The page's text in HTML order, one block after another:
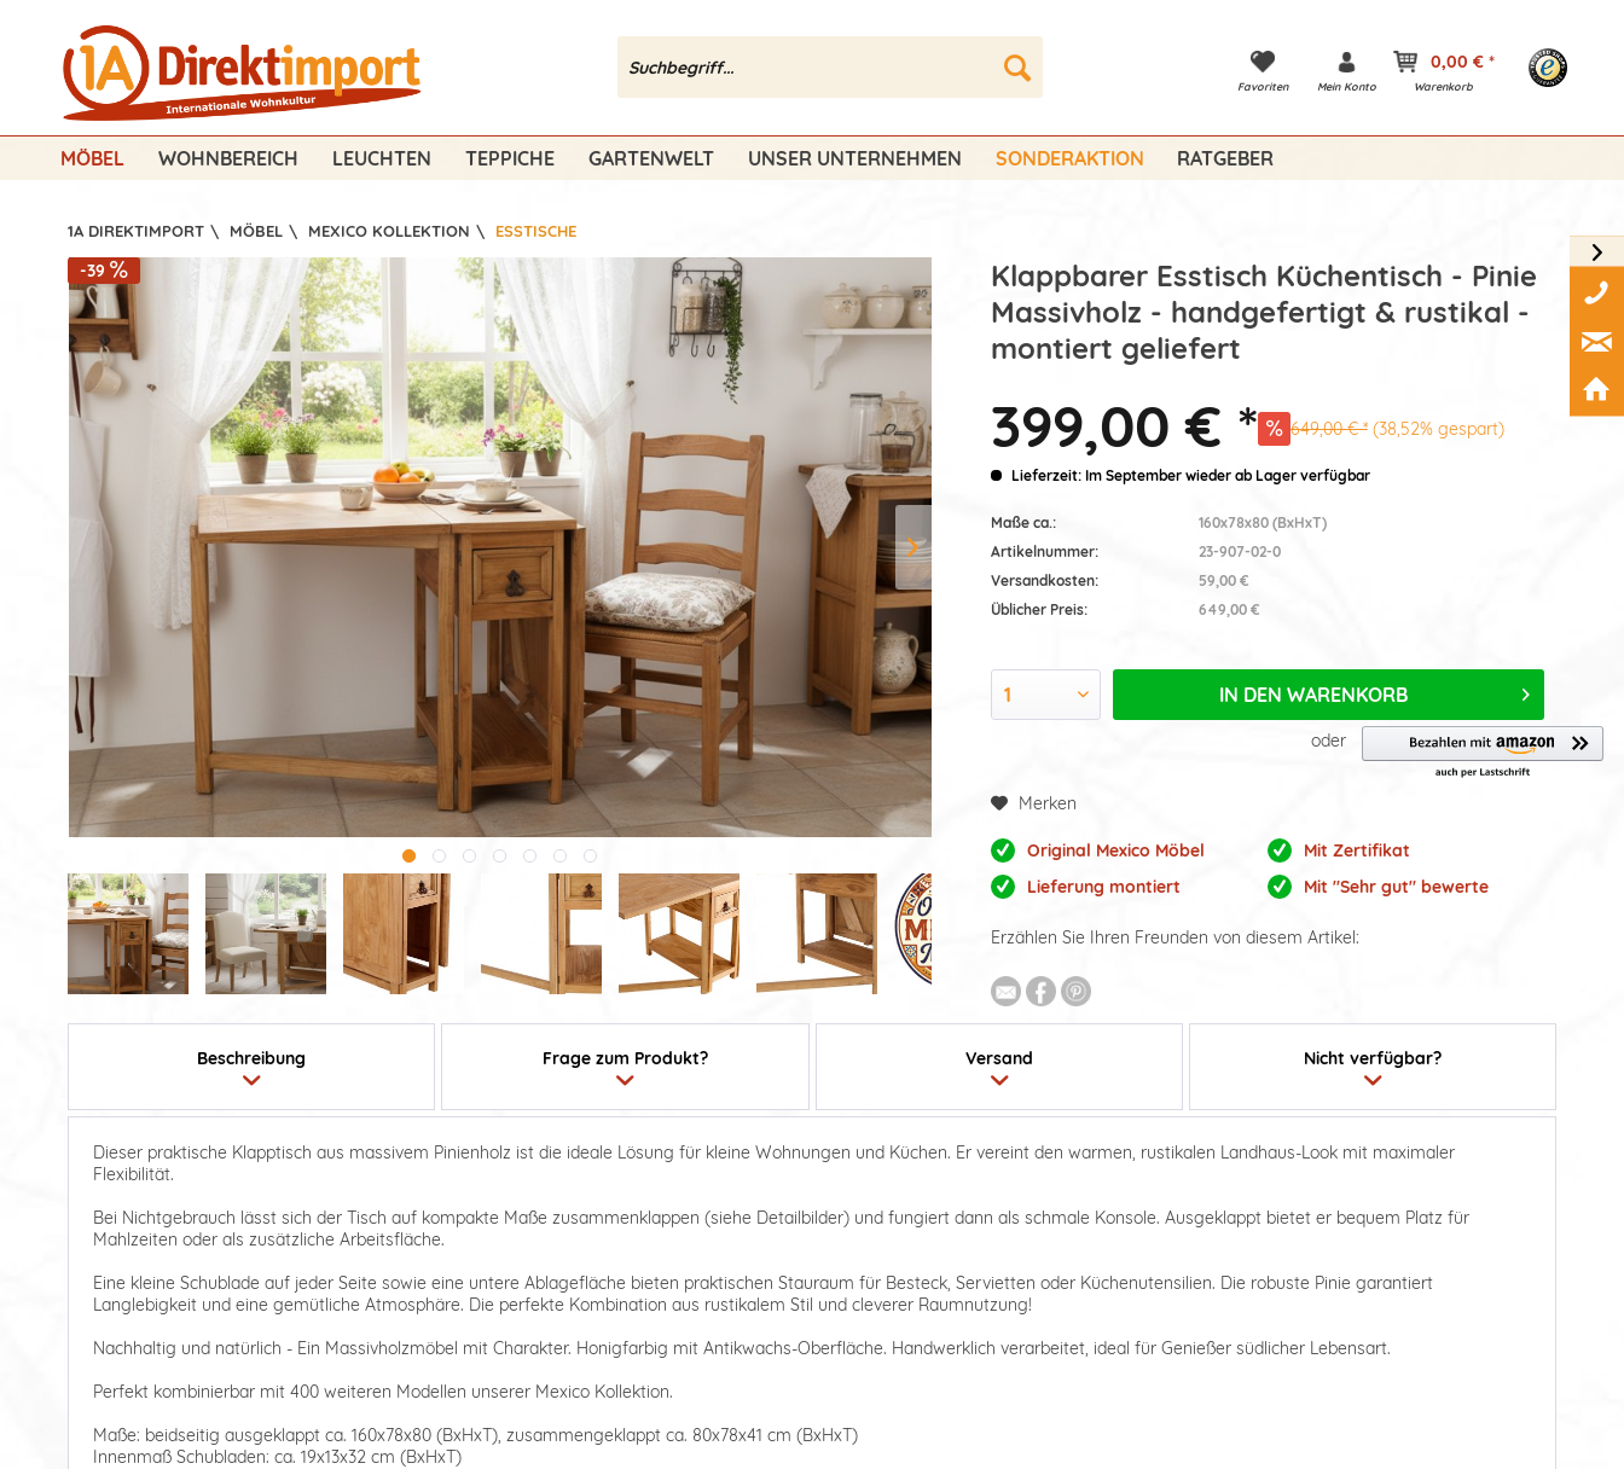
Favoriten Mein Konto
0,00 € *
Warenkorb
MÖBEL WOHNBEREICH LEUCHTEN TEPPICHE GARTENWELT UNSER UNTERNEHMEN SONDERAKTION RATGEBER
1A DIREKTIMPORT \ MÖBEL \ MEXICO KOLLEKTION \ ESSTISCHE
-39
Klappbarer Esstisch Küchentisch - Pinie
Massivholz - handgefertigt & rustikal -
montiert geliefert
399,00 € * 649,00 € * (38,52% gespart)
Lieferzeit: Im September wieder ab Lager verfügbar
Maße ca.:
160x78x80 (BxHxT)
Artikelnummer:
23-907-02-0
Versandkosten:
59,00 €
Üblicher Preis:
649,00 €
IN DEN WARENKORB
oder
Merken
Original Mexico Möbel
Mit Zertifikat
Lieferung montiert
Mit "Sehr gut" bewerte
Erzählen Sie Ihren Freunden von diesem Artikel:
Beschreibung Frage zum Produkt? Versand Nicht verfügbar?
Dieser praktische Klapptisch aus massivem Pinienholz ist die ideale Lösung für kleine Wohnungen und Küchen. Er vereint den warmen, rustikalen Landhaus-Look mit maximaler
Flexibilität.
Bei Nichtgebrauch lässt sich der Tisch auf kompakte Maße zusammenklappen (siehe Detailbilder) und fungiert dann als schmale Konsole. Ausgeklappt bietet er bequem Platz für
Mahlzeiten oder als zusätzliche Arbeitsfläche.
Eine kleine Schublade auf jeder Seite sowie eine untere Ablagefläche bieten praktischen Stauraum für Besteck, Servietten oder Küchenutensilien. Die robuste Pinie garantiert
Langlebigkeit und eine gemütliche Atmosphäre. Die perfekte Kombination aus rustikalem Stil und cleverer Raumnutzung!
Nachhaltig und natürlich - Ein Massivholzmöbel mit Charakter. Honigfarbig mit Antikwachs-Oberfläche. Handwerklich verarbeitet, ideal für Genießer südlicher Lebensart.
Perfekt kombinierbar mit 400 weiteren Modellen unserer Mexico Kollektion.
Maße: beidseitig ausgeklappt ca. 160x78x80 (BxHxT), zusammengeklappt ca. 80x78x41 cm (BxHxT)
Innenmaß Schubladen: ca. 19x13x32 cm (BxHxT)